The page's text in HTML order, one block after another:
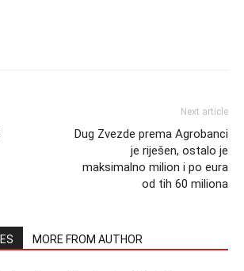
Next article
Dug Zvezde prema Agrobanci
je riješen, ostalo je
maksimalno milion i po eura
od tih 60 miliona
MORE FROM AUTHOR